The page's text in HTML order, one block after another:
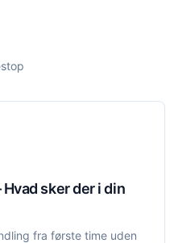
sker der i din
fra første time uden